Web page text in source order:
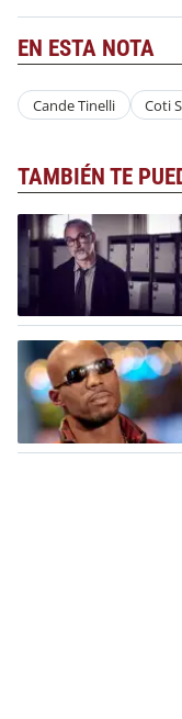
EN ESTA NOTA
Cande Tinelli Coti
TAMBIÉN TE